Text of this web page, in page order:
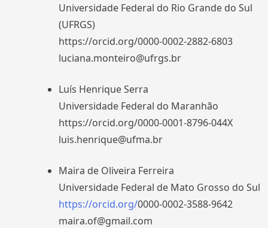
Universidade Federal do Rio Grande do Sul
(UFRGS)
https://orcid.org/0000-0002-2882-6803
luciana.monteiro@ufrgs.br
Luís Henrique Serra
Universidade Federal do Maranhão
https://orcid.org/0000-0001-8796-044X
luis.henrique@ufma.br
Maira de Oliveira Ferreira
Universidade Federal de Mato Grosso do Sul
https://orcid.org/0000-0002-3588-9642
maira.of@gmail.com